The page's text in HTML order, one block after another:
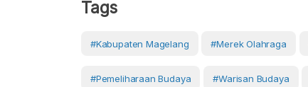
Tags
#Kabupaten Magelang #merek Olahraga
#pemeliharaan Budaya #warisan Budaya